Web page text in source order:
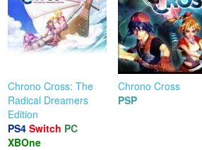
Chrono Cross: The
Radical Dreamers
Edition
PS4 Switch PC
XBOne
Chrono Cross
PSP